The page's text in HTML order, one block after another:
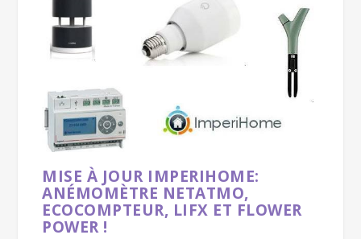
MISE À JOUR IMPERIHOME:
ANÉMOMÈTRE NETATMO,
ECOCOMPTEUR, LIFX ET FLOWER
POWER !